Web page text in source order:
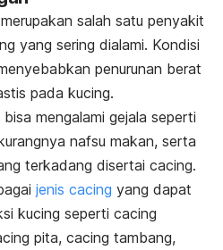
salah satu penyakit
yang sering dialami. Kondisi
penurunan berat
pada kucing.
mengalami gejala seperti
nafsu makan, serta
terkadang disertai cacing.
jenis cacing yang dapat
kucing seperti cacing
pita, cacing tambang,